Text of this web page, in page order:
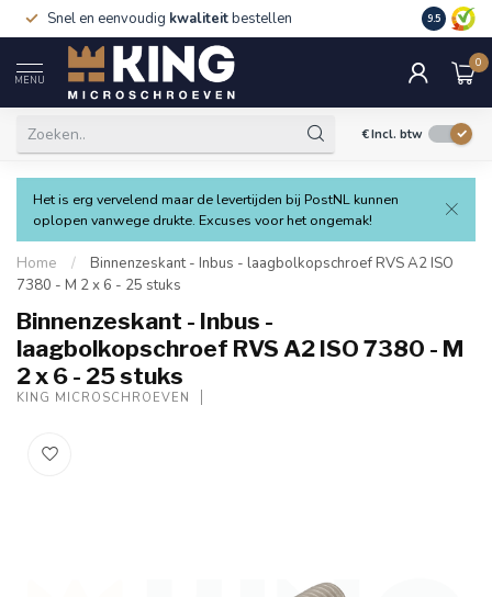
Snel en eenvoudig kwaliteitbestellen 9.5
MENU
0
€Incl. btw
Het is erg vervelend maar de levertijden bij PostNL kunnen
oplopen vanwege drukte. Excuses voor het ongemak!
Home /
Binnenzeskant - Inbus - laagbolkopschroef RVS A2 ISO
7380 - M 2 x 6 - 25 stuks
Binnenzeskant - Inbus -
laagbolkopschroef RVS A2 ISO 7380 - M
2 x 6 - 25 stuks
KING MICROSCHROEVEN